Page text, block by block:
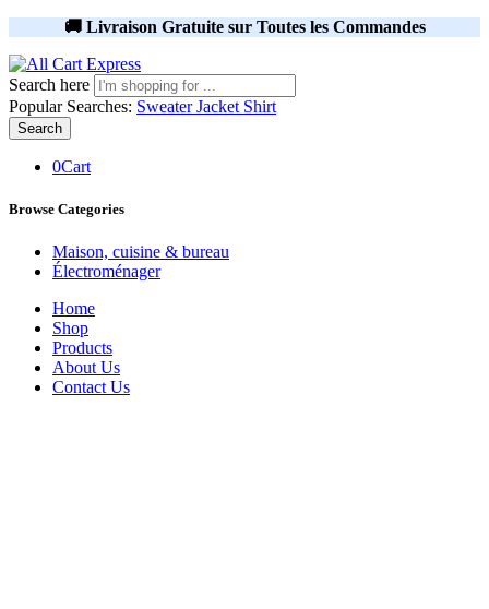
🚚 Livraison Gratuite sur Toutes les Commandes
Search here
Popular Searches: SweaterJacket Shirt
Search
0Cart
Browse Categories
Maison, cuisine & bureau
Électroménager
Home
Shop
Products
About Us
Contact Us